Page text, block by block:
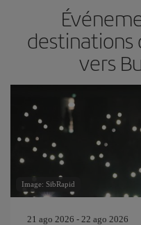
destinations
vers
Image: SibRapid
21 ago 2026 - 22 ago 2026